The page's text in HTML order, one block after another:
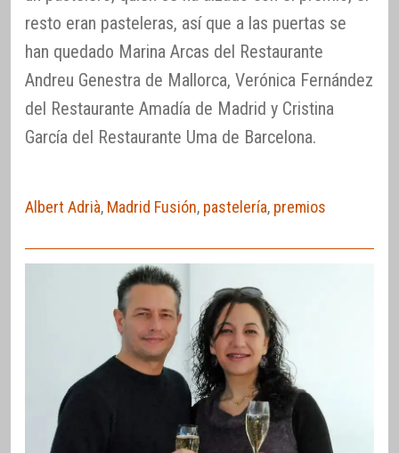
resto eran pasteleras, así que a las puertas se
han quedado Marina Arcas del Restaurante
Andreu Genestra de Mallorca, Verónica Fernández
del Restaurante Amadía de Madrid y Cristina
García del Restaurante Uma de Barcelona.
Albert Adrià, Madrid Fusión, pastelería, premios